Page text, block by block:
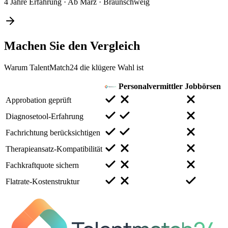
Machen Sie den Vergleich
Warum TalentMatch24 die klügere Wahl ist
Personalvermittler Jobbörsen
Approbation geprüft
Diagnosetool-Erfahrung
Fachrichtung berücksichtigen
Therapieansatz-Kompatibilität
Fachkraftquote sichern
Flatrate-Kostenstruktur